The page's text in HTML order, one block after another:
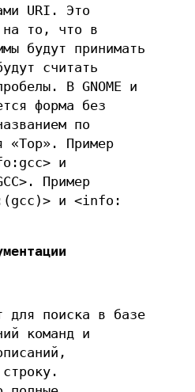
URI. Это
на то, что в
будут принимать
считать
В GNOME и
форма без
по
«Top». Пример
и
Пример
и <info:
для поиска в базе
команд и